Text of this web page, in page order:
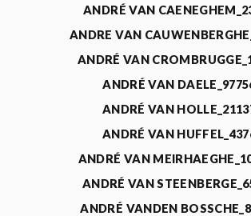
ANDRÉ VAN
ANDRE VAN
ANDRÉ VAN
ANDRÉ VAN
ANDRÉ VAN
ANDRÉ VAN
ANDRÉ VAN
ANDRÉ VAN
ANDRÉ VANDEN